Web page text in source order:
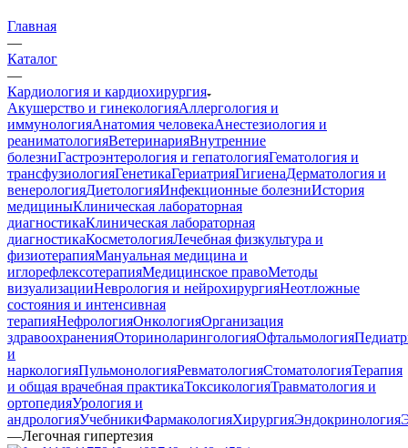
Главная
—
Каталог
—
Кардиология и кардиохирургия
Акушерство и гинекологияАллергология и
иммунологияАнатомия человекаАнестезиология и
реаниматологияВетеринарияВнутренние
болезниГастроэнтерология и гепатологияГематология и
трансфузиологияГенетикаГериатрияГигиенаДерматология и
венерологияДиетологияИнфекционные болезниИстория
медициныКлиническая лабораторная
диагностикаКлиническая лабораторная
диагностикаКосметологияЛечебная физкультура и
физиотерапияМануальная медицина и
иглорефлексотерапияМедицинское правоМетоды
визуализацииНеврология и нейрохирургияНеотложные
состояния и интенсивная
терапияНефрологияОнкологияОрганизация
здравоохраненияОториноларингологияОфтальмология
и
наркологияПульмонологияРевматологияСтоматологияТерапия
и общая врачебная практикаТоксикологияТравматология и
ортопедияУрология и
андрологияУчебникиФармакологияХирургияЭндокринология
—Легочная гипертезия